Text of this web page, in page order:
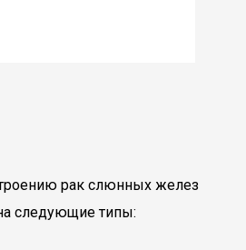
рак слюнных желез
следующие типы: